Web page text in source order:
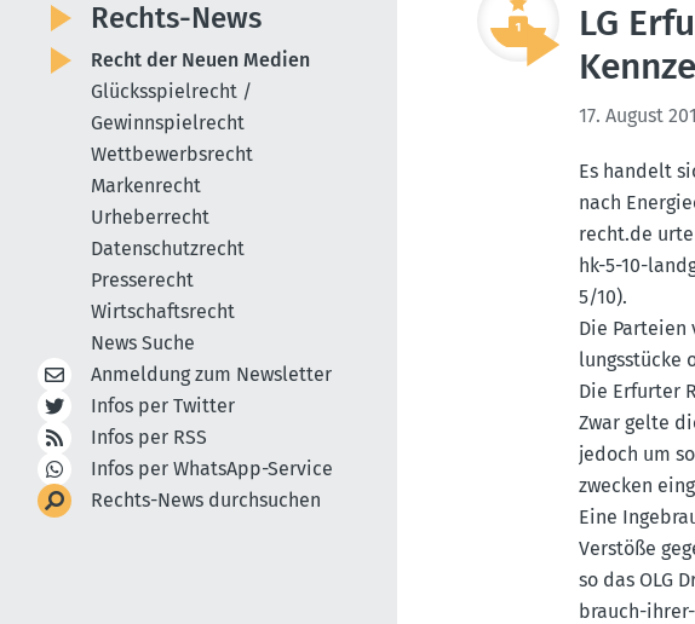
LG
17. August
Es handelt
nach
recht.​de
hk-5-10-
5/10).
Die
lungs­stücke
Die Erfurter
Zwar gelte
jedoch um
zwecken
Eine
Verstöße
so das OLG
brauch-
Rechts-News
Recht der Neuen Medien
Glücksspielrecht /
Gewinnspielrecht
Wettbewerbsrecht
Markenrecht
Urheberrecht
Datenschutzrecht
Presserecht
Wirtschaftsrecht
News Suche
Anmeldung zum Newsletter
Infos per Twitter
Infos per RSS
Infos per WhatsApp-Service
Rechts-News durchsuchen